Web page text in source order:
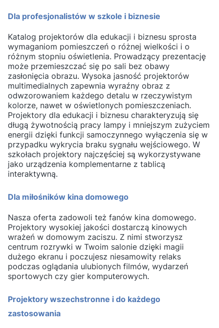
Dla profesjonalistów w szkole i biznesie
Katalog projektorów dla edukacji i biznesu sprosta
wymaganiom pomieszczeń o różnej wielkości i o
różnym stopniu oświetlenia. Prowadzący prezentację
może przemieszczać się po sali bez obawy
zasłonięcia obrazu. Wysoka jasność projektorów
multimedialnych zapewnia wyraźny obraz z
odwzorowaniem każdego detalu w rzeczywistym
kolorze, nawet w oświetlonych pomieszczeniach.
Projektory dla edukacji i biznesu charakteryzują się
długą żywotnością pracy lampy i mniejszym zużyciem
energii dzięki funkcji samoczynnego wyłączenia się w
przypadku wykrycia braku sygnału wejściowego. W
szkołach projektory najczęściej są wykorzystywane
jako urządzenia komplementarne z tablicą
interaktywną.
Dla miłośników kina domowego
Nasza oferta zadowoli też fanów kina domowego.
Projektory wysokiej jakości dostarczą kinowych
wrażeń w domowym zaciszu. Z nimi stworzysz
centrum rozrywki w Twoim salonie dzięki magii
dużego ekranu i poczujesz niesamowity relaks
podczas oglądania ulubionych filmów, wydarzeń
sportowych czy gier komputerowych.
Projektory wszechstronne i do każdego
zastosowania